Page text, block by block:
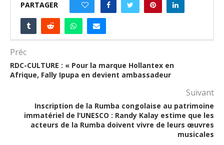
PARTAGER
Préc
RDC-CULTURE : « Pour la marque Hollantex en
Afrique, Fally Ipupa en devient ambassadeur
Suivant
Inscription de la Rumba congolaise au patrimoine
immatériel de l’UNESCO : Randy Kalay estime que les
acteurs de la Rumba doivent vivre de leurs œuvres
musicales